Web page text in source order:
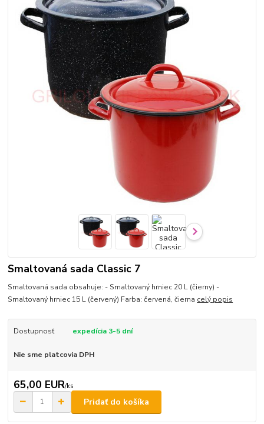
Smaltovaná sada Classic 7
Smaltovaná sada obsahuje: - Smaltovaný hrniec 20 L (čierny) -
Smaltovaný hrniec 15 L (červený) Farba: červená, čierna celý popis
Dostupnosť expedícia 3-5 dní
Nie sme platcovia DPH
65,00 EUR/ks
Pridať do košíka